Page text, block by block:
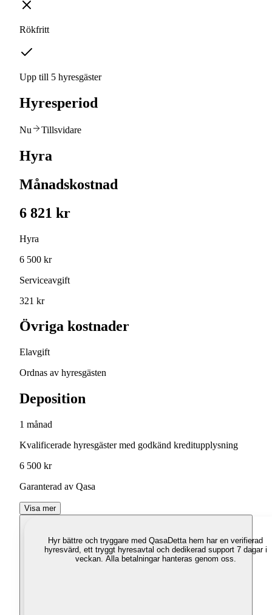
Rökfritt
Upp till 5 hyresgäster
Hyresperiod
Nu Tillsvidare
Hyra
Månadskostnad
6 821 kr
Hyra
6 500 kr
Serviceavgift
321 kr
Övriga kostnader
Elavgift
Ordnas av hyresgästen
Deposition
1 månad
Kvalificerade hyresgäster med godkänd kreditupplysning
6 500 kr
Garanterad av Qasa
Visa mer
Hyr bättre och tryggare med QasaDetta hem har en verifierad
hyresvärd, ett tryggt hyresavtal och dedikerad support 7 dagar i
veckan. Alla betalningar hanteras genom oss.